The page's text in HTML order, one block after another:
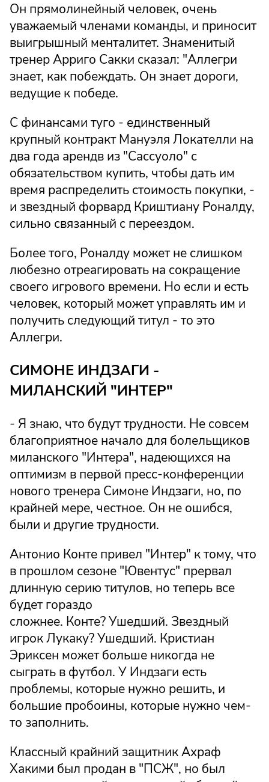
Он прямолинейный человек, очень
уважаемый членами команды, и приносит
выигрышный менталитет. Знаменитый
тренер Арриго Сакки сказал: "Аллегри
знает, как побеждать. Он знает дороги,
ведущие к победе.
С финансами туго - единственный
крупный контракт Мануэля Локателли на
два года арендв из "Сассуоло" с
обязательством купить, чтобы дать им
время распределить стоимость покупки, -
и звездный форвард Криштиану Роналду,
сильно связанный с переездом.
Более того, Роналду может не слишком
любезно отреагировать на сокращение
своего игрового времени. Но если и есть
человек, который может управлять им и
получить следующий титул - то это
Аллегри.
СИМОНЕ ИНДЗАГИ -
МИЛАНСКИЙ "ИНТЕР"
- Я знаю, что будут трудности. Не совсем
благоприятное начало для болельщиков
миланского "Интера", надеющихся на
оптимизм в первой пресс-конференции
нового тренера Симоне Индзаги, но, по
крайней мере, честное. Он не ошибся,
были и другие трудности.
Антонио Конте привел "Интер" к тому, что
в прошлом сезоне "Ювентус" прервал
длинную серию титулов, но теперь все
будет гораздо
сложнее. Конте? Ушедший. Звездный
игрок Лукаку? Ушедший. Кристиан
Эриксен может больше никогда не
сыграть в футбол. У Индзаги есть
проблемы, которые нужно решить, и
большие пробоины, которые нужно чем-
то заполнить.
Классный крайний защитник Ахраф
Хакими был продан в "ПСЖ", но был